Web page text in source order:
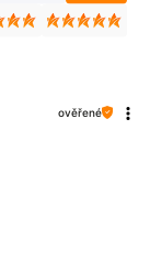
ověřené